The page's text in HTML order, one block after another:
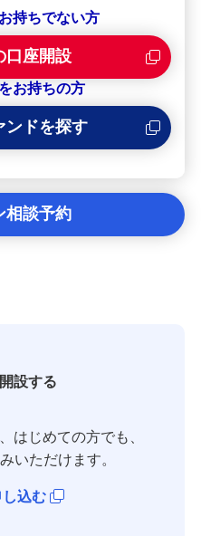
持ちでない方
口座開設
お持ちの方
ンドを探す
相談予約
設する
はじめての方でも、
いただけます。
込む